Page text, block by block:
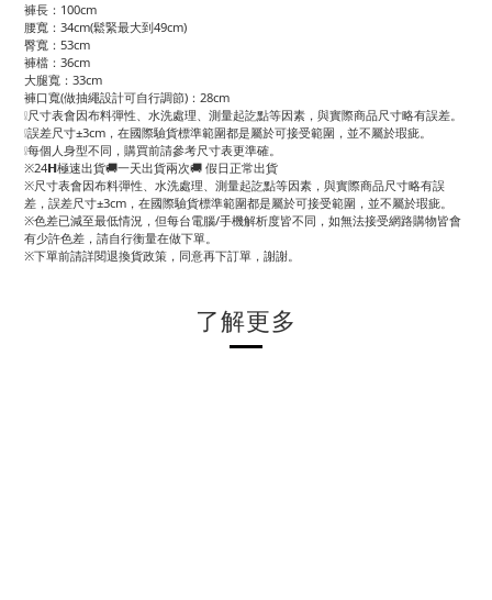
褲長：100cm
腰寬：34cm(鬆緊最大到49cm)
臀寬：53cm
褲檔：36cm
大腿寬：33cm
褲口寬(做抽繩設計可自行調節)：28cm
❕尺寸表會因布料彈性、水洗處理、測量起訖點等因素，與實際商品尺寸略有誤差。
❕誤差尺寸±3cm，在國際驗貨標準範圍都是屬於可接受範圍，並不屬於瑕疵。
❕每個人身型不同，購買前請參考尺寸表更準確。
※24𝗛極速出貨🚚一天出貨兩次🚚 假日正常出貨
※尺寸表會因布料彈性、水洗處理、測量起訖點等因素，與實際商品尺寸略有誤
差，誤差尺寸±3cm，在國際驗貨標準範圍都是屬於可接受範圍，並不屬於瑕疵。
※色差已減至最低情況，但每台電腦/手機解析度皆不同，如無法接受網路購物皆會
有少許色差，請自行衡量在做下單。
※下單前請詳閱退換貨政策，同意再下訂單，謝謝。
了解更多